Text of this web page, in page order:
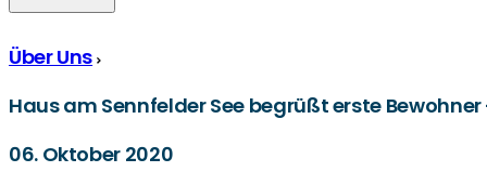
Über Uns
Haus am Sennfelder See begrüßt erste
06. Oktober 2020